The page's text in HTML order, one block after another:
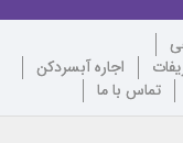
اجاره آبسردکن
تماس با ما